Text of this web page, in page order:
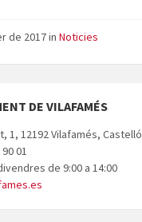
de 2017in Noticies
DE VILAFAMÉS
1, 12192 Vilafamés, Castelló
01
de 9:00 a 14:00